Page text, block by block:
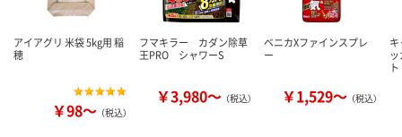
アイアグリ 米袋 5kg用 稲
穂
￥98～ （税込）
フマキラー カダン除草
王PRO シャワーS
￥3,980～ （税込）
ベニカXファインスプレ
ー
￥1,529～ （税込）
ッ
ト